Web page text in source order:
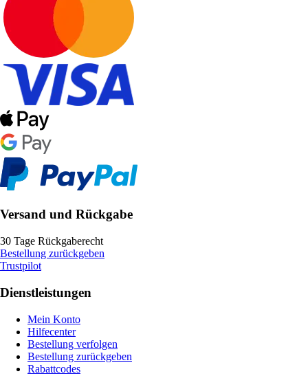
Versand und Rückgabe
30 Tage Rückgaberecht
Bestellung zurückgeben
Trustpilot
Dienstleistungen
Mein Konto
Hilfecenter
Bestellung verfolgen
Bestellung zurückgeben
Rabattcodes